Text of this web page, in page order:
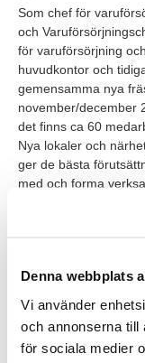
Denna webbplats
Vi använder
och annonserna till
för sociala medier
Som chef för
och
för varuförsörjning
huvudkontor och
gemensamma nya
november/december
det finns ca 60
Nya lokaler och
ger de bästa
med och forma
Våra
Vi lägger stor vikt vid
vara aktuell för